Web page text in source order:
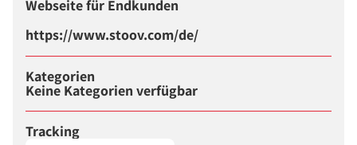
Webseite für Endkunden
https://www.stoov.com/de/
Kategorien
Keine Kategorien verfügbar
Tracking